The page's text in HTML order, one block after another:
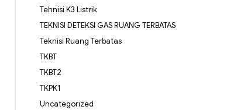
Tehnisi K3 Listrik
TEKNISI DETEKSI GAS RUANG TERBATAS
Teknisi Ruang Terbatas
TKBT
TKBT2
TKPK1
Uncategorized